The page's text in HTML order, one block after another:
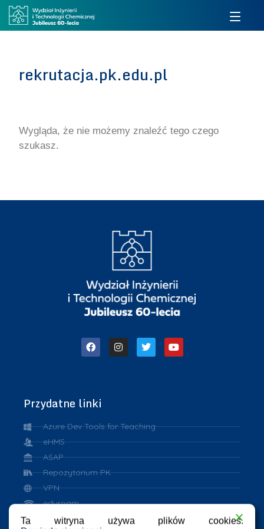
rekrutacja.pk.edu.pl
Wygląda, że nie możemy znaleźć tego czego
szukasz.
Przydatne linki
Azure Dev Tools for Teaching
eHMS
ASAP
Repozytorium PK
VPN
eduroam
Ta witryna używa plików cookies.